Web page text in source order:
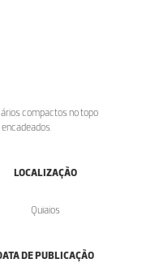
compactos no topo
LOCALIZAÇÃO
Quiaios
DE PUBLICAÇÃO